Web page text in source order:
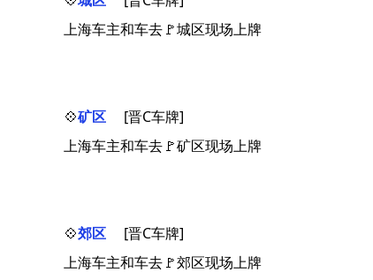
上海车主和车去🚩城区现场上牌
💠矿区
[晋C车牌]
上海车主和车去🚩矿区现场上牌
💠郊区
[晋C车牌]
上海车主和车去🚩郊区现场上牌